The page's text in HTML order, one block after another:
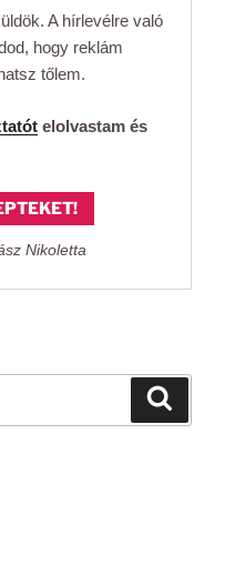
A hírlevélre való
hogy reklám
tőlem.
elolvastam és
Nikoletta